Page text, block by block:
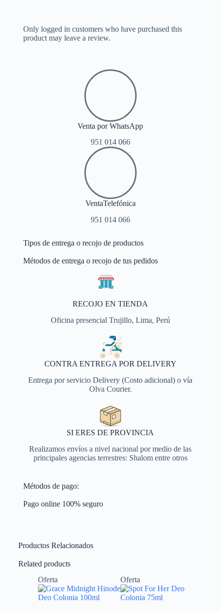
Only logged in customers who have purchased this
product may leave a review.
Venta por WhatsApp
951 014 066
VentaTelefónica
951 014 066
Tipos de entrega o recojo de productos
Métodos de entrega o recojo de tus pedidos
RECOJO EN TIENDA
Oficina presencial Trujillo, Lima, Perú
CONTRA ENTREGA POR DELIVERY
Entrega por servicio Delivery (Costo adicional) o vía
Olva Courier.
SI ERES DE PROVINCIA
Realizamos envíos a nivel nacional por medio de las
principales agencias terrestres: Shalom entre otros
Métodos de pago:
Pago online 100% seguro
Productos Relacionados
Related products
Oferta
Oferta